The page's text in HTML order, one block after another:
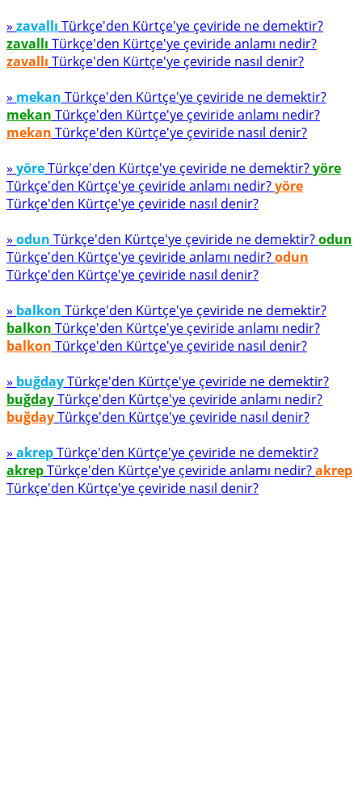
» zavallı Türkçe'den Kürtçe'ye çeviride ne demektir?
zavallı Türkçe'den Kürtçe'ye çeviride anlamı nedir?
zavallı Türkçe'den Kürtçe'ye çeviride nasıl denir?
» mekan Türkçe'den Kürtçe'ye çeviride ne demektir?
mekan Türkçe'den Kürtçe'ye çeviride anlamı nedir?
mekan Türkçe'den Kürtçe'ye çeviride nasıl denir?
» yöreTürkçe'den Kürtçe'ye çeviride ne demektir?yöre
Türkçe'den Kürtçe'ye çeviride anlamı nedir?yöre
Türkçe'den Kürtçe'ye çeviride nasıl denir?
» odun Türkçe'den Kürtçe'ye çeviride ne demektir?odun
Türkçe'den Kürtçe'ye çeviride anlamı nedir?odun
Türkçe'den Kürtçe'ye çeviride nasıl denir?
» balkon Türkçe'den Kürtçe'ye çeviride ne demektir?
balkon Türkçe'den Kürtçe'ye çeviride anlamı nedir?
balkon Türkçe'den Kürtçe'ye çeviride nasıl denir?
» buğdayTürkçe'den Kürtçe'ye çeviride ne demektir?
buğdayTürkçe'den Kürtçe'ye çeviride anlamı nedir?
buğdayTürkçe'den Kürtçe'ye çeviride nasıl denir?
» akrepTürkçe'den Kürtçe'ye çeviride ne demektir?
akrepTürkçe'den Kürtçe'ye çeviride anlamı nedir?akrep
Türkçe'den Kürtçe'ye çeviride nasıl denir?